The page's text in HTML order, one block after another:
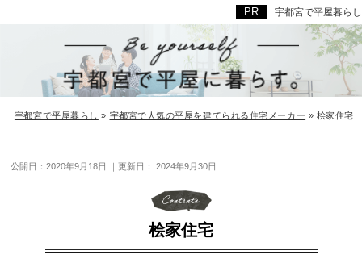
宇都宮で平屋暮らし
宇都宮で平屋暮らし » 宇都宮で人気の平屋を建てられる住宅メーカー » 桧家住宅
公開日：2020年9月18日 ｜更新日：2024年9月30日
桧家住宅